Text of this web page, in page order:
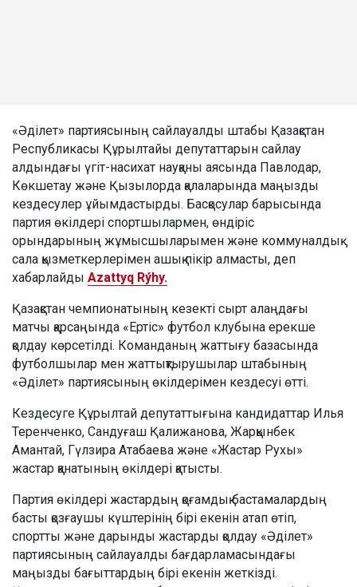
«Әділет» партиясының сайлауалды штабы Қазақстан
Республикасы Құрылтайы депутаттарын сайлау
алдындағы үгіт-насихат науқаны аясында Павлодар,
Көкшетау және Қызылорда қалаларында маңызды
кездесулер ұйымдастырды. Басқосулар барысында
партия өкілдері спортшылармен, өндіріс
орындарының жұмысшыларымен және коммуналдық
сала қызметкерлерімен ашық пікір алмасты, деп
хабарлайды Azattyq Rýhy.
Қазақстан чемпионатының кезекті сырт алаңдағы
матчы қарсаңында «Ертіс» футбол клубына ерекше
қолдау көрсетілді. Команданың жаттығу базасында
футболшылар мен жаттықтырушылар штабының
«Әділет» партиясының өкілдерімен кездесуі өтті.
Кездесуге Құрылтай депутаттығына кандидаттар Илья
Теренченко, Сандуғаш Қалижанова, Жарқынбек
Амантай, Гүлзира Атабаева және «Жастар Рухы»
жастар қанатының өкілдері қатысты.
Партия өкілдері жастардың қоғамдық бастамалардың
басты қозғаушы күштерінің бірі екенін атап өтіп,
спортты және дарынды жастарды қолдау «Әділет»
партиясының сайлауалды бағдарламасындағы
маңызды бағыттардың бірі екенін жеткізді.